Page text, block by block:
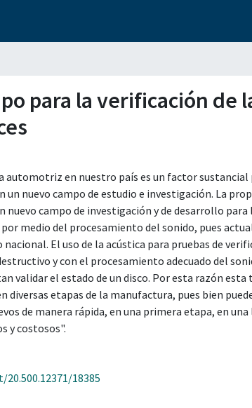
para la verificación de
automotriz en nuestro país es un factor sustancial
un nuevo campo de estudio e investigación. La
nuevo campo de investigación y de desarrollo
medio del procesamiento del sonido, pues
nacional. El uso de la acústica para pruebas de
y con el procesamiento adecuado del
validar el estado de un disco. Por esta razón esta
diversas etapas de la manufactura, pues bien
de manera rápida, en una primera etapa, en
y costosos".
18385